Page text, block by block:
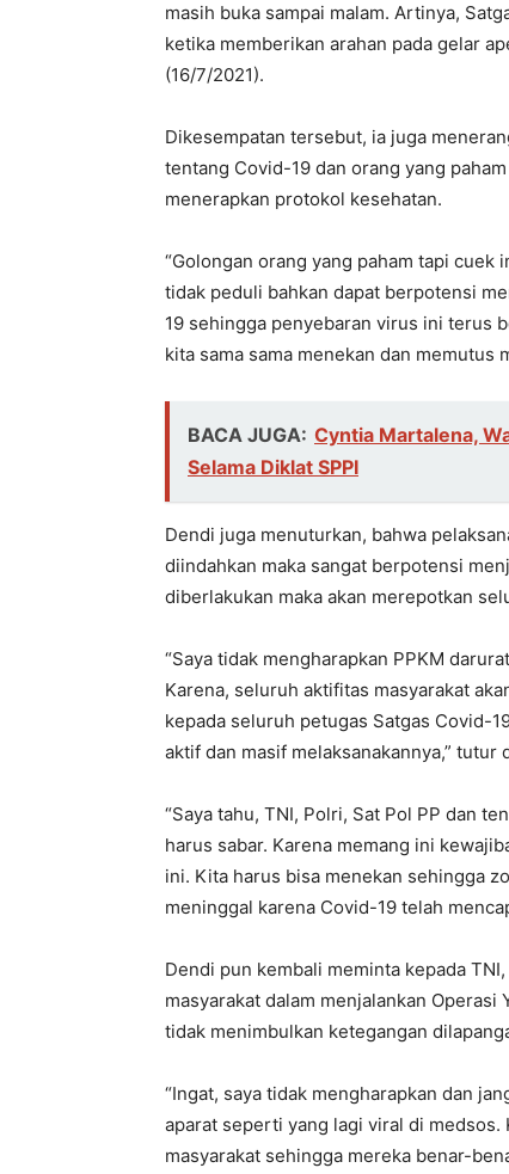
masih buka sampai malam. Artinya,
ketika memberikan arahan pada gelar
(16/7/2021).
Dikesempatan tersebut, ia juga
tentang Covid-19 dan orang yang
menerapkan protokol kesehatan.
“Golongan orang yang paham tapi cuek
tidak peduli bahkan dapat berpotensi
19 sehingga penyebaran virus ini terus
kita sama sama menekan dan memutus
BACA JUGA: Cyntia Martalena,
Selama Diklat SPPI
Dendi juga menuturkan, bahwa
diindahkan maka sangat berpotensi
diberlakukan maka akan merepotkan
“Saya tidak mengharapkan PPKM
Karena, seluruh aktifitas masyarakat
kepada seluruh petugas Satgas Covid-
aktif dan masif melaksanakannya,” tutur
“Saya tahu, TNI, Polri, Sat Pol PP dan
harus sabar. Karena memang ini
ini. Kita harus bisa menekan sehingga
meninggal karena Covid-19 telah
Dendi pun kembali meminta kepada
masyarakat dalam menjalankan
tidak menimbulkan ketegangan
“Ingat, saya tidak mengharapkan dan
aparat seperti yang lagi viral di medsos.
masyarakat sehingga mereka benar-